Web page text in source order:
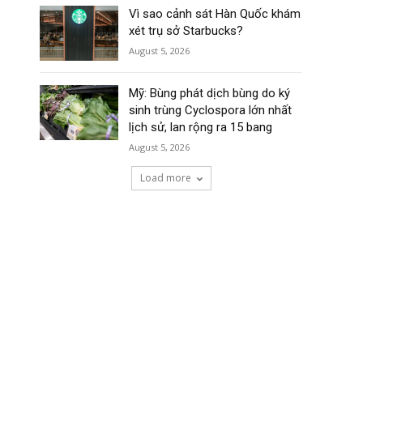
Vì sao cảnh sát Hàn Quốc khám
xét trụ sở Starbucks?
August 5, 2026
Mỹ: Bùng phát dịch bùng do ký
sinh trùng Cyclospora lớn nhất
lịch sử, lan rộng ra 15 bang
August 5, 2026
Load more